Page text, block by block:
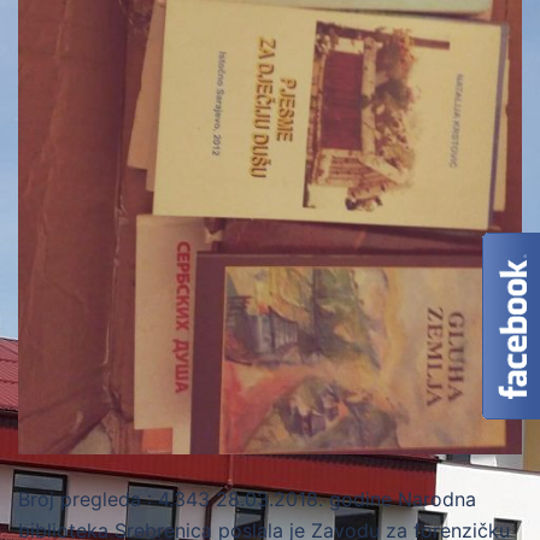
Broj pregleda : 4.343 28.03.2018. godine Narodna
biblioteka Srebrenica poslala je Zavodu za forenzičku